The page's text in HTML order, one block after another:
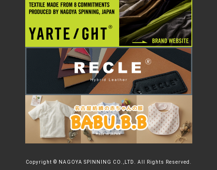
Copyright © NAGOYA SPINNING CO.,LTD. All Rights Reserved.